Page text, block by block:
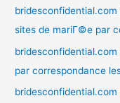
sites de mariГ©e par
par correspondance